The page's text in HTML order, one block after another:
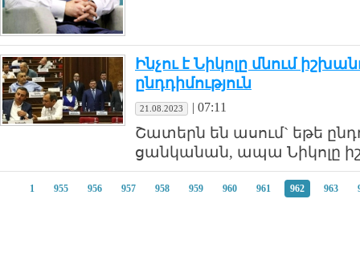
Ինչու է Նիկոլը մնում
ընդդիմություն
21.08.2023 | 07:11
Շատերն են ասում` եթե
ցանկանան, ապա Նիկոլը
1 955 956 957 958 959 960 961 962 963